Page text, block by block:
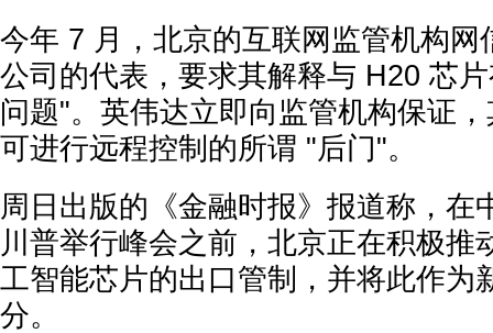
今年 7 月，北京的互联网监管机构网
公司的代表，要求其解释与 H20 芯
问题"。英伟达立即向监管机构保证
可进行远程控制的所谓 "后门"。
周日出版的《金融时报》报道称，在
川普举行峰会之前，北京正在积极推
工智能芯片的出口管制，并将此作为
分。